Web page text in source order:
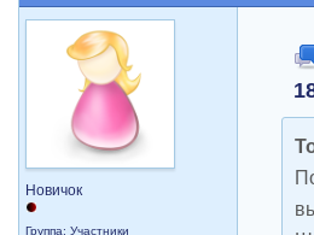
Новичок
Группа: Участники